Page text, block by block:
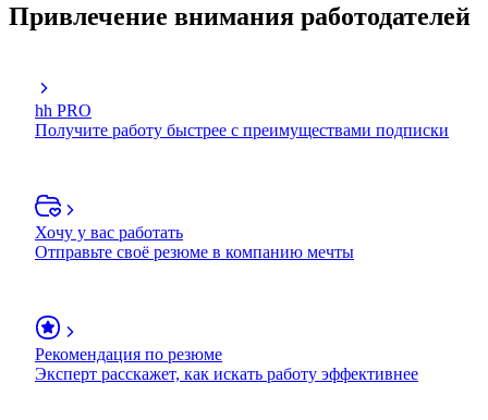
Привлечение внимания работодателей
hh PRO
Получите работу быстрее с преимуществами подписки
Хочу у вас работать
Отправьте своё резюме в компанию мечты
Рекомендация по резюме
Эксперт расскажет, как искать работу эффективнее